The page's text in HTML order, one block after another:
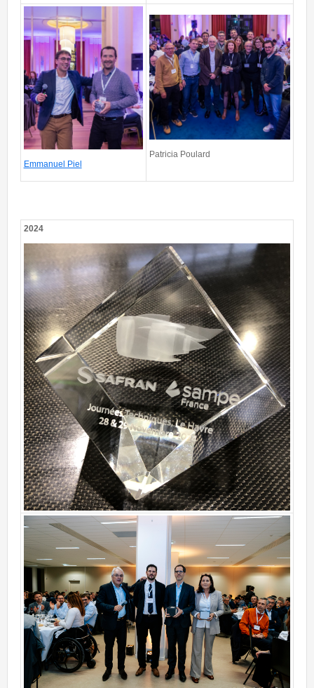
_AJ_3910.jpg
Emmanuel Piel
_AJ_4070.jpg
Patricia Poulard
2024
Award2024.jpg
SAMPEFRANCE-JulietteBanville-82.jpg